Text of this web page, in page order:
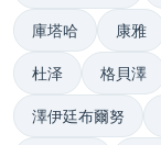
庫塔哈 康雅
杜泽 格貝澤
澤伊廷布爾努